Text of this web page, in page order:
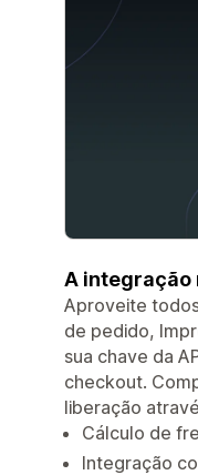
A integração
Aproveite
de pedido,
sua chave da
checkout.
liberação
Cálculo de
Integração